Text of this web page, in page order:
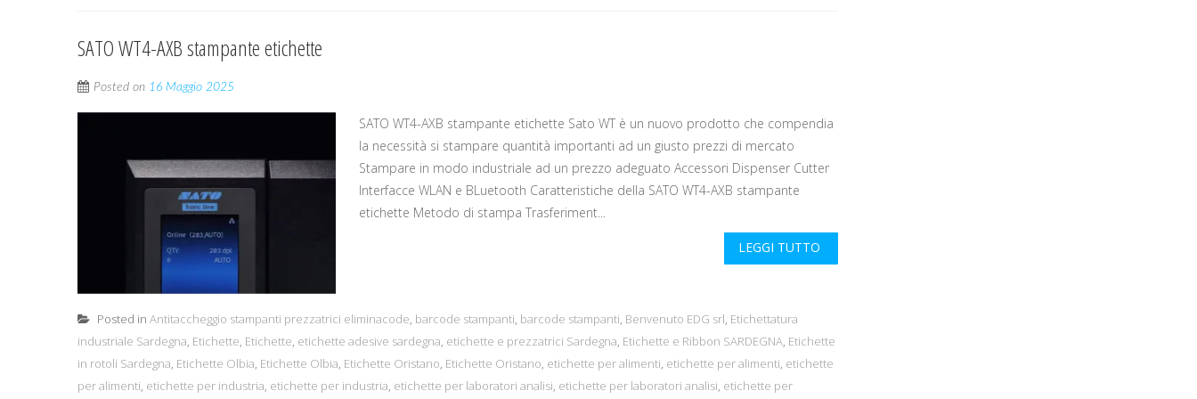
SATO WT4-AXB stampante etichette
Posted on 16 Maggio 2025
SATO WT4-AXB stampante etichette Sato WT è un nuovo prodotto che compendia
la necessità si stampare quantità importanti ad un giusto prezzi di mercato
Stampare in modo industriale ad un prezzo adeguato Accessori Dispenser Cutter
Interfacce WLAN e BLuetooth Caratteristiche della SATO WT4-AXB stampante
etichette Metodo di stampa Trasferiment...
LEGGI TUTTO
Posted in Antitaccheggio stampanti prezzatrici eliminacode, barcode stampanti, barcode stampanti, Benvenuto EDG srl, Etichettatura
industriale Sardegna, Etichette, Etichette, etichette adesive sardegna, etichette e prezzatrici Sardegna, Etichette e Ribbon SARDEGNA, Etichette
in rotoli Sardegna, Etichette Olbia, Etichette Olbia, Etichette Oristano, Etichette Oristano, etichette per alimenti, etichette per alimenti, etichette
per alimenti, etichette per industria, etichette per industria, etichette per laboratori analisi, etichette per laboratori analisi, etichette per